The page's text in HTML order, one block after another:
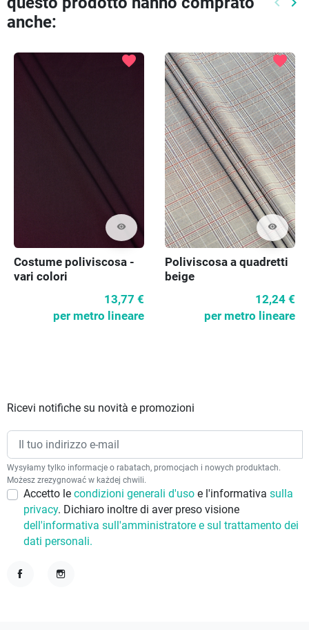
anche:
visibility
favorite
Costume poliviscosa -
vari colori
13,77 €
per metro lineare
visibility
favorite
Poliviscosa a quadretti
beige
12,24 €
per metro lineare
Ricevi notifiche su novità e promozioni
Wysyłamy tylko informacje o rabatach, promocjach i nowych produktach.
Możesz zrezygnować w każdej chwili.
Accetto le condizioni generali d'uso e l'informativa sulla
privacy. Dichiaro inoltre di aver preso visione
dell'informativa sull'amministratore e sul trattamento dei
dati personali.